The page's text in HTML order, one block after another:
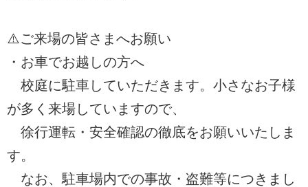
⚠️ご来場の皆さまへお願い
・お車でお越しの方へ
校庭に駐車していただきます。小さなお子様
が多く来場していますので、
徐行運転・安全確認の徹底をお願いいたしま
す。
なお、駐車場内での事故・盗難等につきまし